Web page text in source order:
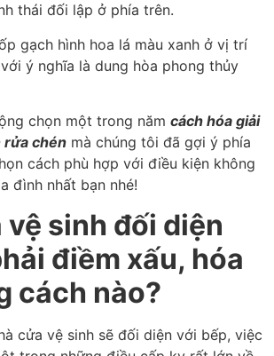
thái đối lập ở phía trên.
gạch hình hoa lá màu xanh ở vị trí
ý nghĩa là dung hòa phong thủy
chọn một trong năm cách hóa giải
rửa chén mà chúng tôi đã gợi ý phía
cách phù hợp với điều kiện không
đình nhất bạn nhé!
vệ sinh đối diện
điềm xấu, hóa
cách nào?
cửa vệ sinh sẽ đối diện với bếp, việc